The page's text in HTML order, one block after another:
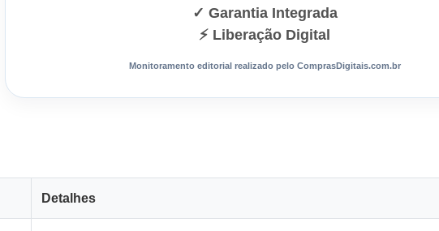
✓ Garantia Integrada
⚡ Liberação Digital
Monitoramento editorial realizado pelo ComprasDigitais.com.br
Detalhes